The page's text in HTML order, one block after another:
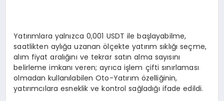
Yatırımlara yalnızca 0,001 USDT ile başlayabilme,
saatlikten aylığa uzanan ölçekte yatırım sıklığı seçme,
alım fiyat aralığını ve tekrar satın alma sayısını
belirleme imkanı veren; ayrıca işlem çifti sınırlaması
olmadan kullanılabilen Oto-Yatırım özelliğinin,
yatırımcılara esneklik ve kontrol sağladığı ifade edildi.